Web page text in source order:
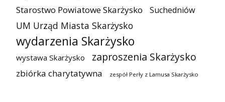
Starostwo Powiatowe Skarżysko Suchedniów
UM Urząd Miasta Skarżysko
wydarzenia Skarżysko
wystawa Skarżysko zaproszenia Skarżysko
zbiórka charytatywna zespół Perły z Lamusa Skarżysko